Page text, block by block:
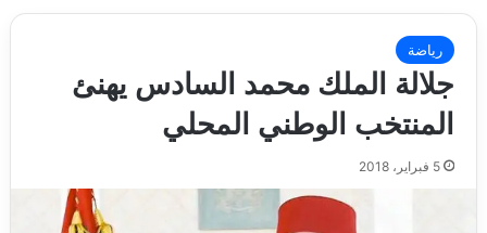
رياضة
جلالة الملك محمد السادس يهنئ
المنتخب الوطني المحلي
5 فبراير، 2018